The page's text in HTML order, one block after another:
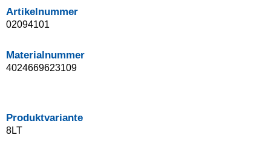
Artikelnummer
02094101
Materialnummer
4024669623109
Produktvariante
8LT